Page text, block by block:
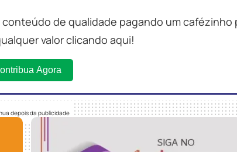
de qualidade pagando um cafézinho
valor clicando aqui!
Agora